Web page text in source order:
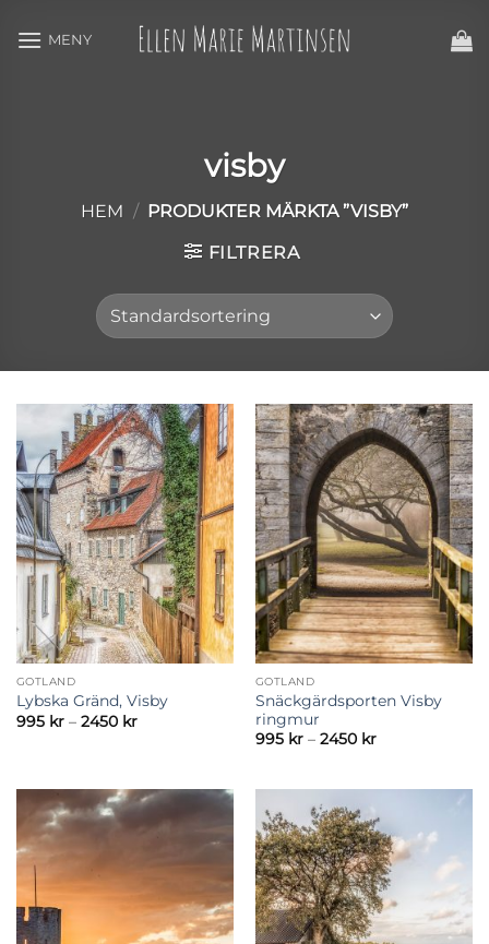
visby
HEM /
PRODUKTER MÄRKTA ”VISBY”
FILTRERA
GOTLAND
Lybska Gränd, Visby
995 kr – 2450 krPrisintervall:
GOTLAND
Snäckgärdsporten Visby
ringmur
995 kr – 2450 krPrisintervall: